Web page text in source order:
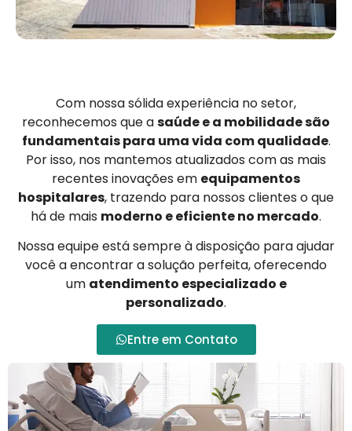
Com nossa sólida experiência no setor,
reconhecemos que asaúde e a mobilidade são
fundamentais para uma vida com qualidade.
Por isso, nos mantemos atualizados com as mais
recentes inovações em equipamentos
hospitalares, trazendo para nossos clientes o que
há de mais moderno e eficiente no mercado.
Nossa equipe está sempre à disposição para ajudar
você a encontrar a solução perfeita, oferecendo
um atendimento especializado e
personalizado.
Entre em Contato